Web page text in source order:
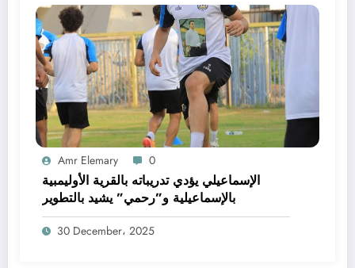
Amr Elemary 0
الإسماعيلي يؤدي تدريباته بالقرية الأوليمبية
بالإسماعيلية و”رحمي” يشيد بالتطوير
30 December، 2025